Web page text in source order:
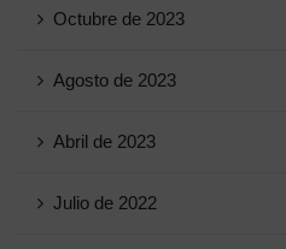
Octubre de 2023
Agosto de 2023
Abril de 2023
Julio de 2022